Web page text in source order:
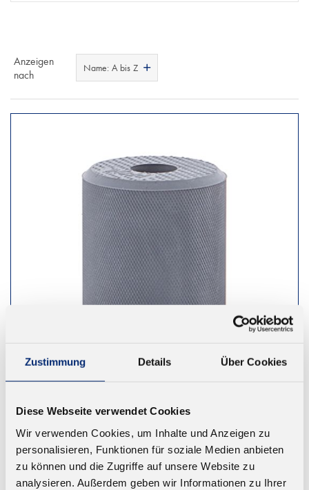
Zustimmung Details Über Cookies
Diese Webseite verwendet Cookies
Wir verwenden Cookies, um Inhalte und Anzeigen zu
personalisieren, Funktionen für soziale Medien anbieten
zu können und die Zugriffe auf unsere Website zu
analysieren. Außerdem geben wir Informationen zu Ihrer
Anzeigen
nach
Name: A bis Z
75mm
Walze für 892.7 Gupfo Pfohl-Leimer - 0,5 ltr
Ab 43,13 € zzgl. MwSt.